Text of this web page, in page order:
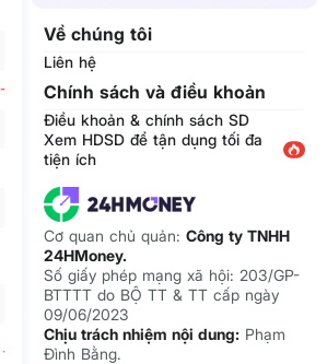
-116.9% 26.1 194.7%
84.2% 4.5 2.7%
20.8%
18.4% 15.7
161.5%
-58% 0.1 83.5%
-29.2%
Về chúng tôi
Liên hệ
Chính sách và điều khoản
Điều khoản & chính sách SD
Xem HDSD để tận dụng tối đa
tiện ích
Cơ quan chủ quản: Công ty TNHH
24HMoney.
Số giấy phép mạng xã hội: 203/GP-
BTTTT do BỘ TT & TT cấp ngày
09/06/2023
Chịu trách nhiệm nội dung: Phạm
Đình Bằng.